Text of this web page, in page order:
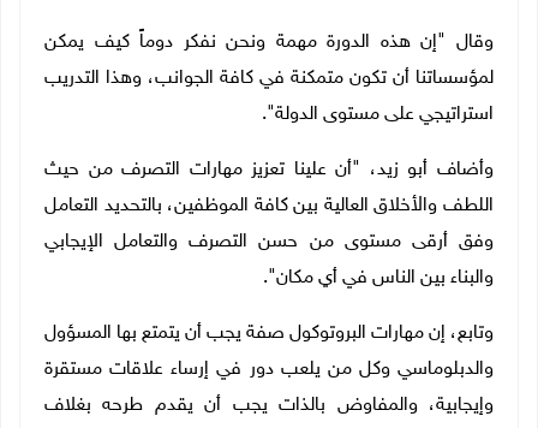
وقال "إن هذه الدورة مهمة ونحن نفكر دوماً كيف يمكن
لمؤسساتنا أن تكون متمكنة في كافة الجوانب، وهذا التدريب
استراتيجي على مستوى الدولة".
وأضاف أبو زيد، "أن علينا تعزيز مهارات التصرف من حيث
اللطف والأخلاق العالية بين كافة الموظفين، بالتحديد التعامل
وفق أرقى مستوى من حسن التصرف والتعامل الإيجابي
والبناء بين الناس في أي مكان".
وتابع، إن مهارات البروتوكول صفة يجب أن يتمتع بها المسؤول
والدبلوماسي وكل من يلعب دور في إرساء علاقات مستقرة
وإيجابية، والمفاوض بالذات يجب أن يقدم طرحه بغلاف